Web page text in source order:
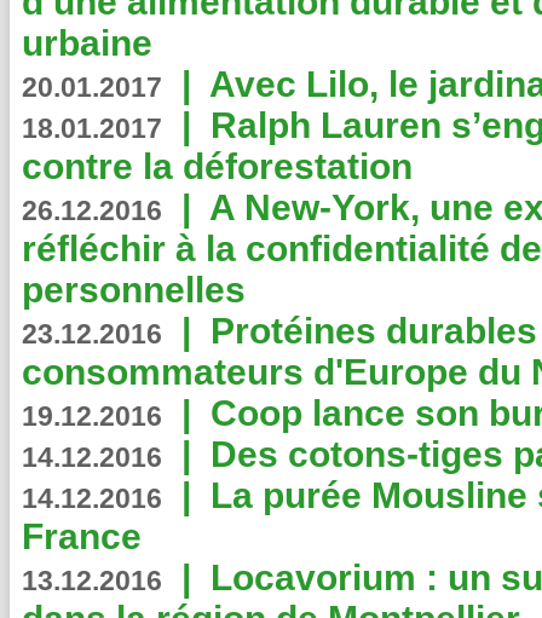
urbaine
20.01.2017 | Avec Lilo, le
18.01.2017 | Ralph Lauren
contre la déforestation
26.12.2016 | A New-York, une
réfléchir à la confidentialité
personnelles
23.12.2016 | Protéines
consommateurs d'Europe du
19.12.2016 | Coop lance son
14.12.2016 | Des cotons-tiges
14.12.2016 | La purée
France
13.12.2016 | Locavorium : un